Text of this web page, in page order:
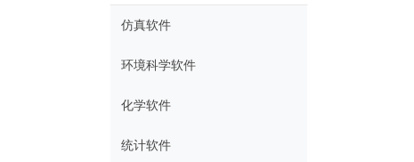
仿真软件
环境科学软件
化学软件
统计软件